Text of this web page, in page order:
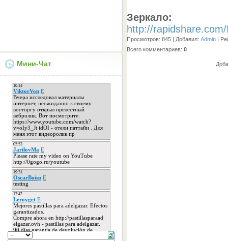
Мини-Чат
Зеркало:
http://
Просмотров: 845 | Добавил: Admin |
Всего комментариев: 0